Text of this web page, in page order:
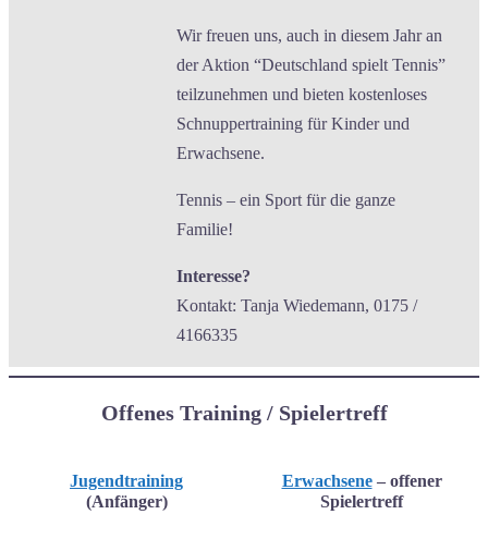
Wir freuen uns, auch in diesem Jahr an
der Aktion “Deutschland spielt Tennis”
teilzunehmen und bieten kostenloses
Schnuppertraining für Kinder und
Erwachsene.
Tennis – ein Sport für die ganze
Familie!
Interesse?
Kontakt: Tanja Wiedemann, 0175 /
4166335
Offenes Training / Spielertreff
Jugendtraining
(Anfänger)
Erwachsene– offener
Spielertreff